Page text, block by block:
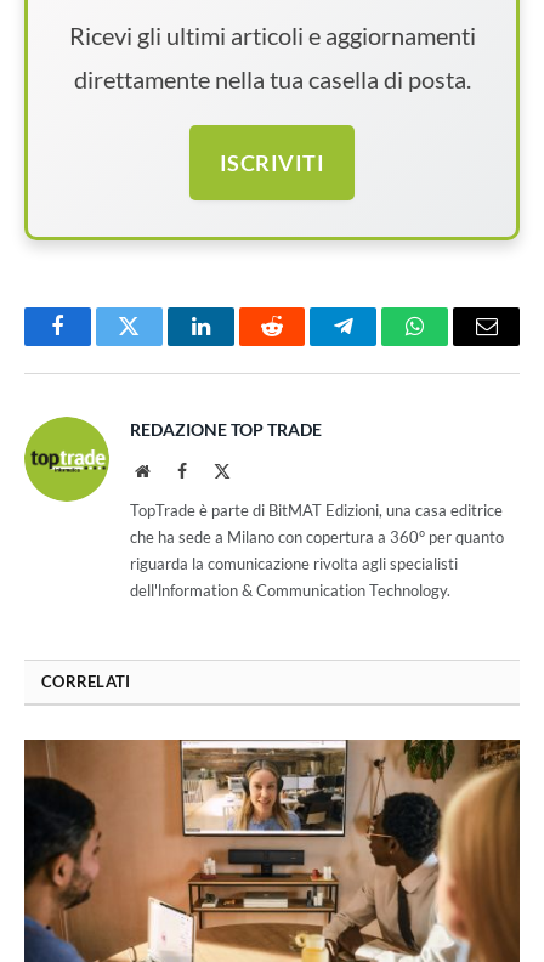
Ricevi gli ultimi articoli e aggiornamenti
direttamente nella tua casella di posta.
ISCRIVITI
FacebookTwitter LinkedInReddit TelegramWhatsAppEmail
REDAZIONE TOP TRADE
WebsiteFacebook
TopTrade è parte di BitMAT Edizioni, una casa editrice
che ha sede a Milano con copertura a 360° per quanto
riguarda la comunicazione rivolta agli specialisti
dell'lnformation & Communication Technology.
CORRELATI